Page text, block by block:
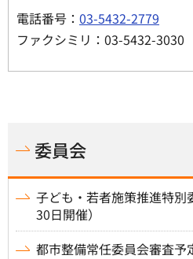
電話番号： 03-5432-2779
ファクシミリ：03-5432-3030
委員会
子ども・若者施策推進特別
30日開催）
都市整備常任委員会審査予